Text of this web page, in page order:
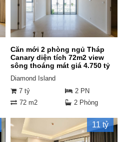
Căn mới 2 phòng ngủ Tháp
Canary diện tích 72m2 view
sông thoáng mát giá 4.750 tỷ
Diamond Island
7 tỷ
2 PN
72 m2
2 Phòng
11 tỷ